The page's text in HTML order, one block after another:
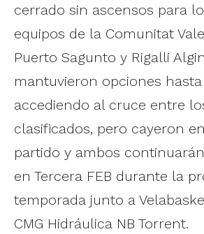
cerrado sin ascensos para
equipos de la Comunitat
Puerto Sagunto y Rigalli
mantuvieron opciones
accediendo al cruce entre
clasificados, pero cayeron
partido y ambos
en Tercera FEB durante la
temporada junto a
CMG Hidráulica NB Torrent.